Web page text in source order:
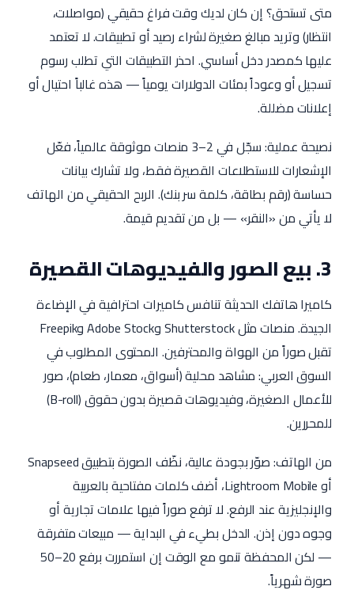
متى تستحق؟ إن كان لديك وقت فراغ حقيقي (مواصلات،
انتظار) وتريد مبالغ صغيرة لشراء رصيد أو تطبيقات. لا تعتمد
عليها كمصدر دخل أساسي. احذر التطبيقات التي تطلب رسوم
تسجيل أو وعوداً بمئات الدولارات يومياً — هذه غالباً احتيال أو
إعلانات مضللة.
نصيحة عملية: سجّل في 2–3 منصات موثوقة عالمياً، فعّل
الإشعارات للاستطلاعات القصيرة فقط، ولا تشارك بيانات
حساسة (رقم بطاقة، كلمة سر بنك). الربح الحقيقي من الهاتف
لا يأتي من «النقر» — بل من تقديم قيمة.
3. بيع الصور والفيديوهات القصيرة
كاميرا هاتفك الحديثة تنافس كاميرات احترافية في الإضاءة
الجيدة. منصات مثل Shutterstock وAdobe Stock وFreepik
تقبل صوراً من الهواة والمحترفين. المحتوى المطلوب في
السوق العربي: مشاهد محلية (أسواق، معمار، طعام)، صور
للأعمال الصغيرة، وفيديوهات قصيرة بدون حقوق (B-roll)
للمحررين.
من الهاتف: صوّر بجودة عالية، نظّف الصورة بتطبيق Snapseed
أو Lightroom Mobile، أضف كلمات مفتاحية بالعربية
والإنجليزية عند الرفع. لا ترفع صوراً فيها علامات تجارية أو
وجوه دون إذن. الدخل بطيء في البداية — مبيعات متفرقة
— لكن المحفظة تنمو مع الوقت إن استمررت برفع 20–50
صورة شهرياً.